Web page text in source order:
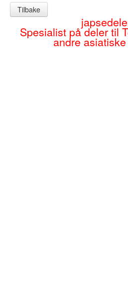
Bruktbil Forhandler
Tilbake
Spesialist på deler til
andre